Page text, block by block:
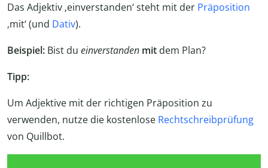
Das Adjektiv ‚einverstanden‘ steht mit der Präposition
‚mit‘ (und Dativ).
Beispiel: Bist du einverstanden mit dem Plan?
Tipp:
Um Adjektive mit der richtigen Präposition zu
verwenden, nutze die kostenlose Rechtschreibprüfung
von Quillbot.